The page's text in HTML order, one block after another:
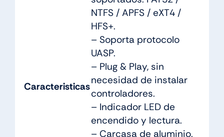
Caracteristicas
NTFS / APFS / eXT4 /
HFS+.
– Soporta protocolo
UASP.
– Plug & Play, sin
necesidad de instalar
controladores.
– Indicador LED de
encendido y lectura.
– Carcasa de aluminio.